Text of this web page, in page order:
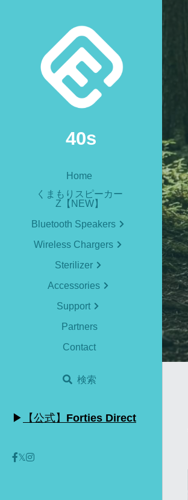
40s
Home
くまもりスピーカー
Z【NEW】
Bluetooth Speakers
Wireless Chargers
Sterilizer
Accessories
Support
Partners
Contact
検索
▶ 【公式】 Forties Direct